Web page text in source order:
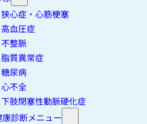
狭心症・心筋梗塞
高血圧症
不整脈
脂質異常症
糖尿病
心不全
下肢閉塞性動脈硬化症
診断メニュー